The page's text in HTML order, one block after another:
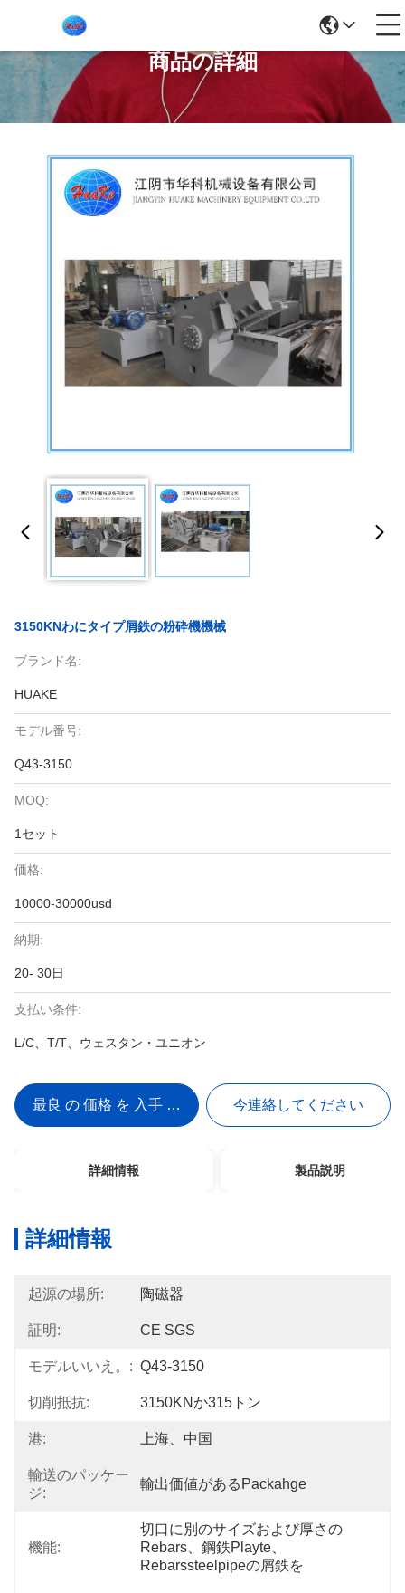
商品の詳細
3150KNわにタイプ屑鉄の粉砕機機械
ブランド名:
HUAKE
モデル番号:
Q43-3150
MOQ:
1セット
価格:
10000-30000usd
納期:
20- 30日
支払い条件:
L/C、T/T、ウェスタン・ユニオン
最良 の 価格 を 入手 する 今連絡してください
詳細情報 製品説明
詳細情報
起源の場所: 陶磁器
証明: CE SGS
モデルいいえ。: Q43-3150
切削抵抗: 3150KNか315トン
港: 上海、中国
輸送のパッケー
ジ:
輸出価値があるpackahge
機能:
切口に別のサイズおよび厚さの
Rebars、鋼鉄playte、
Rebarssteelpipeの屑鉄を